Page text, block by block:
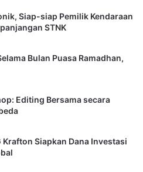
Siap-siap Pemilik Kendaraan
STNK
Bulan Puasa Ramadhan,
Editing Bersama secara
Krafton Siapkan Dana Investasi